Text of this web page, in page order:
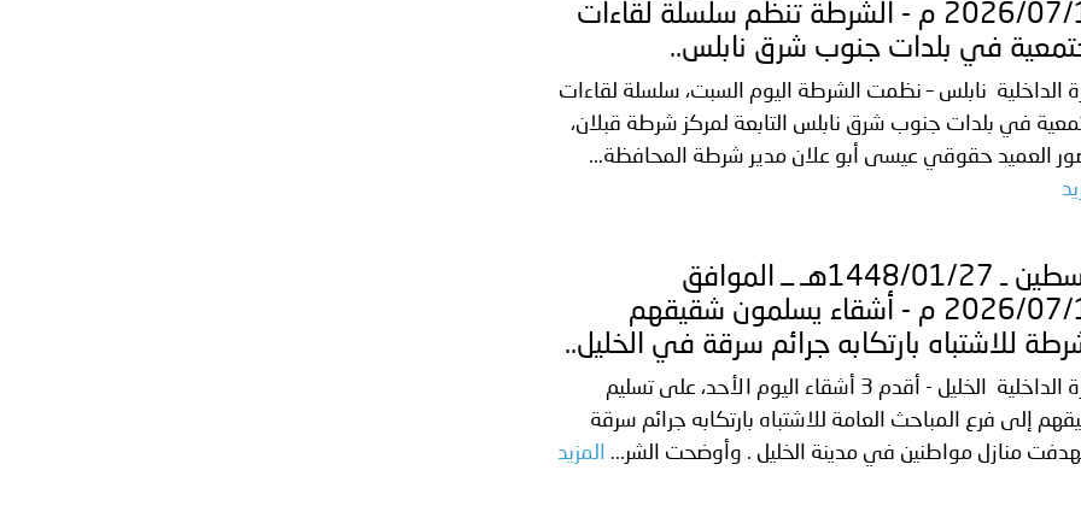
2026/07/12 م - الشرطة تنظم سلسلة لقاءات
في بلدات جنوب شرق نابلس..
الداخلية نابلس – نظمت الشرطة اليوم السبت، سلسلة لقاءات
في بلدات جنوب شرق نابلس التابعة لمركز شرطة قبلان،
العميد حقوقي عيسى أبو علان مدير شرطة المحافظة...
فلسطين ـ 1448/01/27هـ ــ الموافق
2026/07/12 م - أشقاء يسلمون شقيقهم
للاشتباه بارتكابه جرائم سرقة في الخليل..
وزارة الداخلية الخليل - أقدم 3 أشقاء اليوم الأحد، على تسليم
إلى فرع المباحث العامة للاشتباه بارتكابه جرائم سرقة
منازل مواطنين في مدينة الخليل . وأوضحت الشر...
المزيد